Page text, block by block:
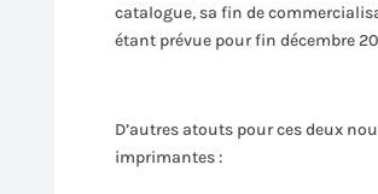
catalogue, sa fin de
étant prévue pour fin décembre
D’autres atouts pour ces deux
imprimantes :